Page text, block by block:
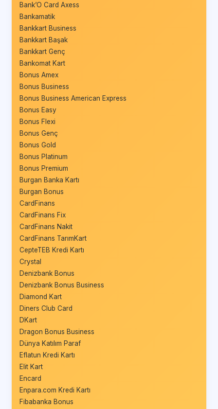
Bank’O Card Axess
Bankamatik
Bankkart Business
Bankkart Başak
Bankkart Genç
Bankomat Kart
Bonus Amex
Bonus Business
Bonus Business American Express
Bonus Easy
Bonus Flexi
Bonus Genç
Bonus Gold
Bonus Platinum
Bonus Premium
Burgan Banka Kartı
Burgan Bonus
CardFinans
CardFinans Fix
CardFinans Nakit
CardFinans TarımKart
CepteTEB Kredi Kartı
Crystal
Denizbank Bonus
Denizbank Bonus Business
Diamond Kart
Diners Club Card
DKart
Dragon Bonus Business
Dünya Katılım Paraf
Eflatun Kredi Kartı
Elit Kart
Encard
Enpara.com Kredi Kartı
Fibabanka Bonus